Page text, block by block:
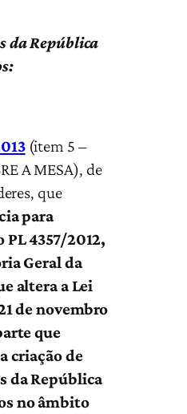
da República
(item 5 –
A MESA), de
que
para
PL 4357/2012,
Geral da
altera a Lei
de novembro
que
criação de
da República
no âmbito